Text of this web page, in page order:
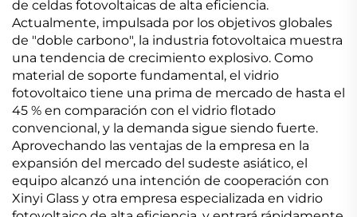
de celdas fotovoltaicas de alta eficiencia.
Actualmente, impulsada por los objetivos globales
de "doble carbono", la industria fotovoltaica muestra
una tendencia de crecimiento explosivo. Como
material de soporte fundamental, el vidrio
fotovoltaico tiene una prima de mercado de hasta el
45 % en comparación con el vidrio flotado
convencional, y la demanda sigue siendo fuerte.
Aprovechando las ventajas de la empresa en la
expansión del mercado del sudeste asiático, el
equipo alcanzó una intención de cooperación con
Xinyi Glass y otra empresa especializada en vidrio